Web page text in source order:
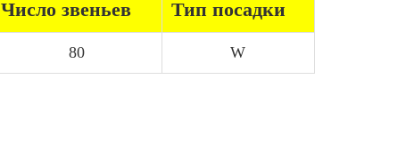
Число звеньев Тип посадки
80 W